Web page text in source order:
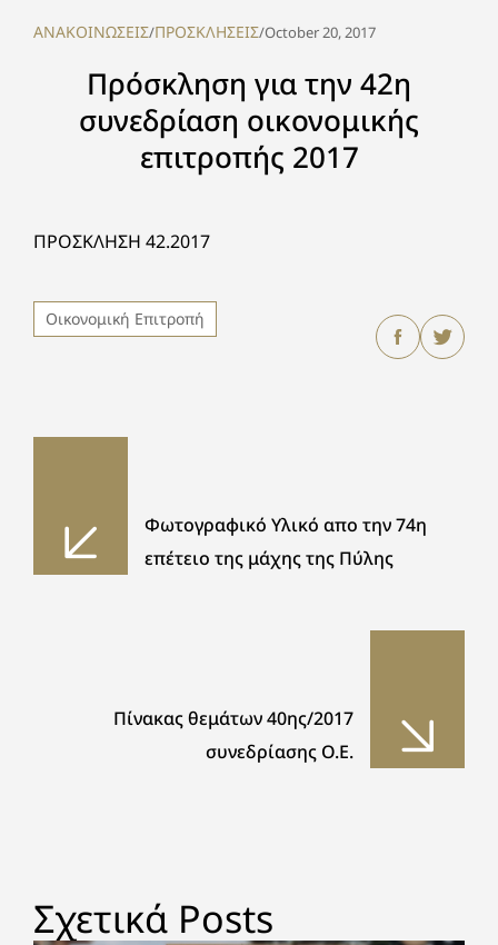
ΑΝΑΚΟΙΝΩΣΕΙΣ/ΠΡΟΣΚΛΗΣΕΙΣ/October 20, 2017
Πρόσκληση για την 42η
συνεδρίαση οικονομικής
επιτροπής 2017
ΠΡΟΣΚΛΗΣΗ 42.2017
Οικονομική Επιτροπή
Φωτογραφικό Υλικό απο την 74η
επέτειο της μάχης της Πύλης
Πίνακας θεμάτων 40ης/2017
συνεδρίασης Ο.Ε.
Σχετικά Posts